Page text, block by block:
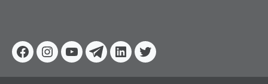
Facebook
Instagram
YoutubeTelegram
Linkedin
Twitter